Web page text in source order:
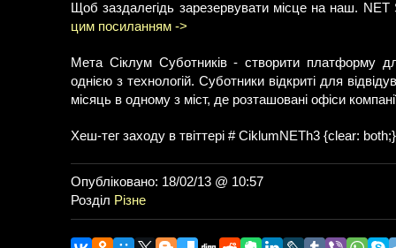
Щоб заздалегідь зарезервувати місце на наш.
цим посиланням ->
Мета Сіклум Суботників - створити платформу
однією з технологій. Суботники відкриті для
місяць в одному з міст, де розташовані офіси
Хеш-тег заходу в твіттері # CiklumNETh3 {clear: both;}
Опубліковано: 18/02/13 @ 10:57
Розділ Різне